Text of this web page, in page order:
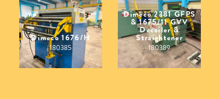
Dimeco 1676/H
180385
Dimeco 2381 GFPS
& 1675/11 GVV
Decoiler &
Straightener
180389